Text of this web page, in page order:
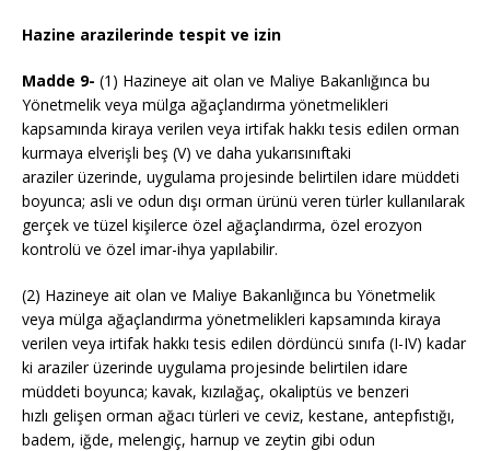
Hazine arazilerinde tespit ve izin
Madde 9- (1) Hazineye ait olan ve Maliye Bakanlığınca bu
Yönetmelik veya mülga ağaçlandırma yönetmelikleri
kapsamında kiraya verilen veya irtifak hakkı tesis edilen orman
kurmaya elverişli beş (V) ve daha yukarısınıftaki
araziler üzerinde, uygulama projesinde belirtilen idare müddeti
boyunca; asli ve odun dışı orman ürünü veren türler kullanılarak
gerçek ve tüzel kişilerce özel ağaçlandırma, özel erozyon
kontrolü ve özel imar-ihya yapılabilir.
(2) Hazineye ait olan ve Maliye Bakanlığınca bu Yönetmelik
veya mülga ağaçlandırma yönetmelikleri kapsamında kiraya
verilen veya irtifak hakkı tesis edilen dördüncü sınıfa (I-IV) kadar
ki araziler üzerinde uygulama projesinde belirtilen idare
müddeti boyunca; kavak, kızılağaç, okaliptüs ve benzeri
hızlı gelişen orman ağacı türleri ve ceviz, kestane, antepfıstığı,
badem, iğde, melengiç, harnup ve zeytin gibi odun